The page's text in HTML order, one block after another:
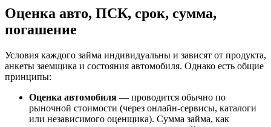
Оценка авто, ПСК, срок, сумма,
погашение
Условия каждого займа индивидуальны и зависят от продукта,
анкеты заемщика и состояния автомобиля. Однако есть общие
принципы:
Оценка автомобиля — проводится обычно по
рыночной стоимости (через онлайн-сервисы, каталоги
или независимого оценщика). Сумма займа, как